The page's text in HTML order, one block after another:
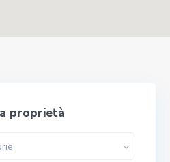
proprietà